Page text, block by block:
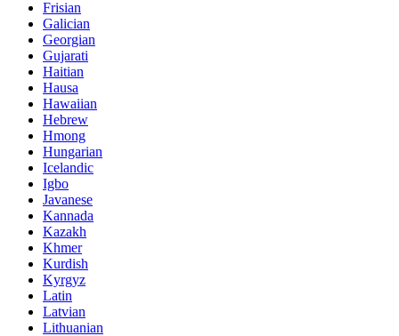
Frisian
Galician
Georgian
Gujarati
Haitian
Hausa
Hawaiian
Hebrew
Hmong
Hungarian
Icelandic
Igbo
Javanese
Kannada
Kazakh
Khmer
Kurdish
Kyrgyz
Latin
Latvian
Lithuanian